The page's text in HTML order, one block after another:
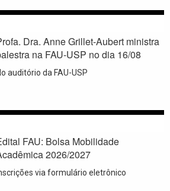
Dra. Anne Grillet-Aubert ministra
na FAU-USP no dia 16/08
auditório da FAU-USP
FAU: Bolsa Mobilidade
2026/2027
via formulário eletrônico